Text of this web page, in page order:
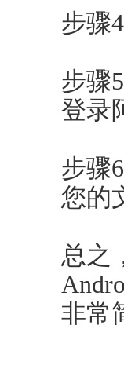
步骤
步骤
登录
步骤
您的
总之
非常